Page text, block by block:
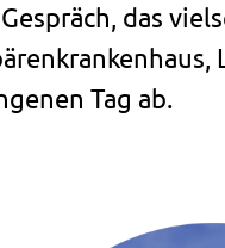
das
Tag ab.